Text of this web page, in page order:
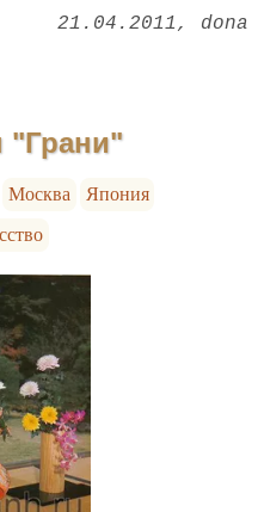
21.04.2011 dona
"Грани"
Москва
Япония